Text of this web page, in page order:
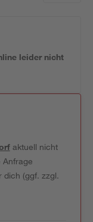
leider nicht
aktuell nicht
Anfrage
(ggf. zzgl.